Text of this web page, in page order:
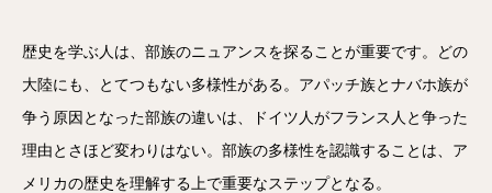
歴史を学ぶ人は、部族のニュアンスを探ることが重要です。どの
大陸にも、とてつもない多様性がある。アパッチ族とナバホ族が
争う原因となった部族の違いは、ドイツ人がフランス人と争った
理由とさほど変わりはない。部族の多様性を認識することは、ア
メリカの歴史を理解する上で重要なステップとなる。